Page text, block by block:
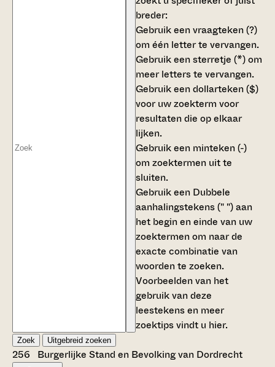
breder:
Gebruik eenvraagteken (?)
om één letter te vervangen.
Gebruik eensterretje (*)om
meer letters te vervangen.
Gebruik eendollarteken ($)
voor uw zoekterm voor
resultaten die op elkaar
lijken.
Gebruik een minteken (-)
om zoektermen uit te
sluiten.
Gebruik een Dubbele
aanhalingstekens (" ")aan
het begin en einde van uw
zoektermen om naar de
exacte combinatie van
woorden te zoeken.
Voorbeelden van het
gebruik van deze
leestekens en meer
zoektips vindt u hier.
Zoek Uitgebreid zoeken
256 Burgerlijke Stand en Bevolking van Dordrecht